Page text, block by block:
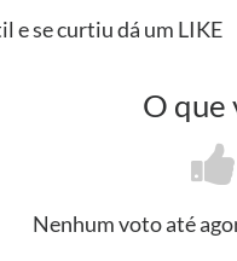
e se curtiu dá um LIKE
O que
Nenhum voto até